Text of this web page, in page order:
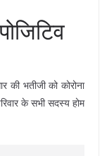
की भतीजी को कोरोना
के सभी सदस्य होम